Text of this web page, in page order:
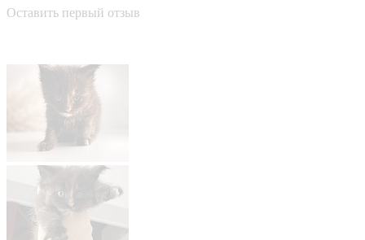
Оставить первый отзыв